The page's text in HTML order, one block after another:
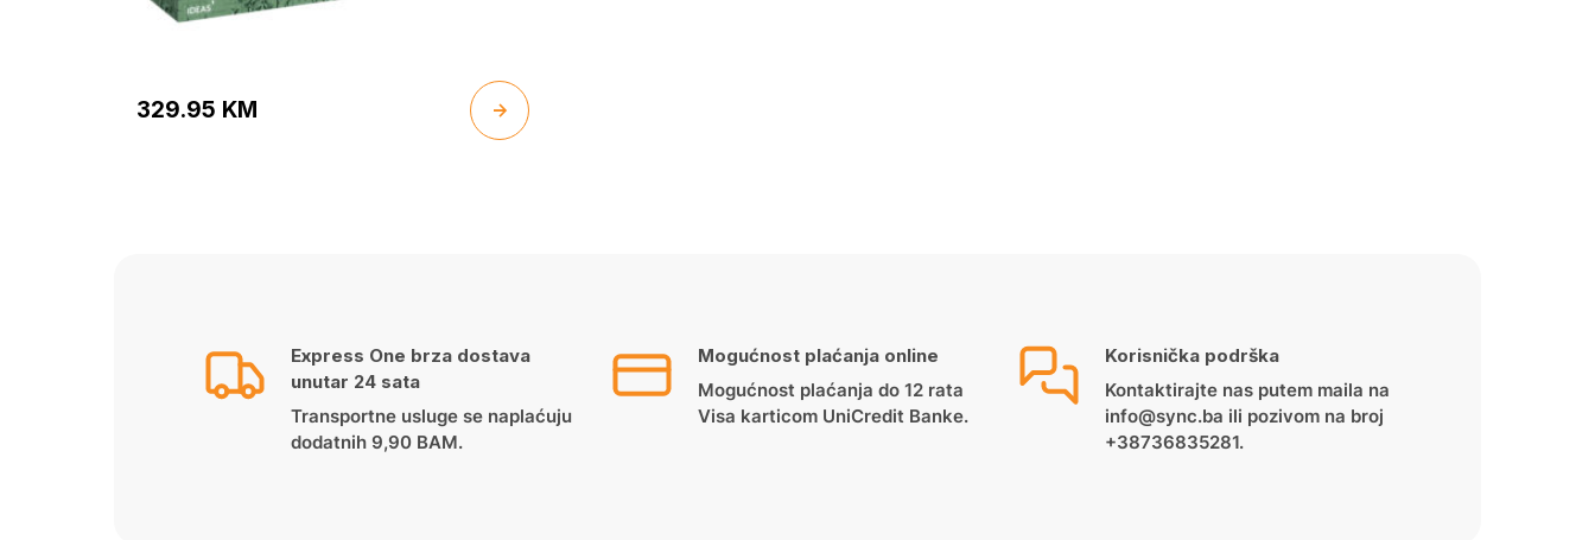
329.95 KM
Express One brza dostava
unutar 24 sata
Transportne usluge se naplaćuju
dodatnih 9,90 BAM.
Mogućnost plaćanja online
Mogućnost plaćanja do 12 rata
Visa karticom UniCredit Banke.
Korisnička podrška
Kontaktirajte nas putem maila na
info@sync.ba ili pozivom na broj
+38736835281.